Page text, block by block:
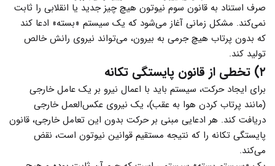
صرف استناد به قانون سوم نیوتون هیچ چیز جدید یا انقلابی را ثابت
نمی‌کند. مشکل زمانی آغاز می‌شود که یک سیستم «بسته» ادعا کند
که بدون پرتاب هیچ جرمی به بیرون، می‌تواند نیروی رانش خالص
تولید کند.
۲) تخطی از قانون پایستگی تکانه
برای ایجاد حرکت، سیستم باید با اعمال نیرو بر یک عامل خارجی
(مانند پرتاب کردن هوا به عقب)، یک نیروی عکس‌العمل خارجی
دریافت کند. هر ادعایی مبنی بر حرکت بدون این تعامل خارجی، قانون
پایستگی تکانه را که نتیجه مستقیم قوانین نیوتون است، نقض
می‌کند.